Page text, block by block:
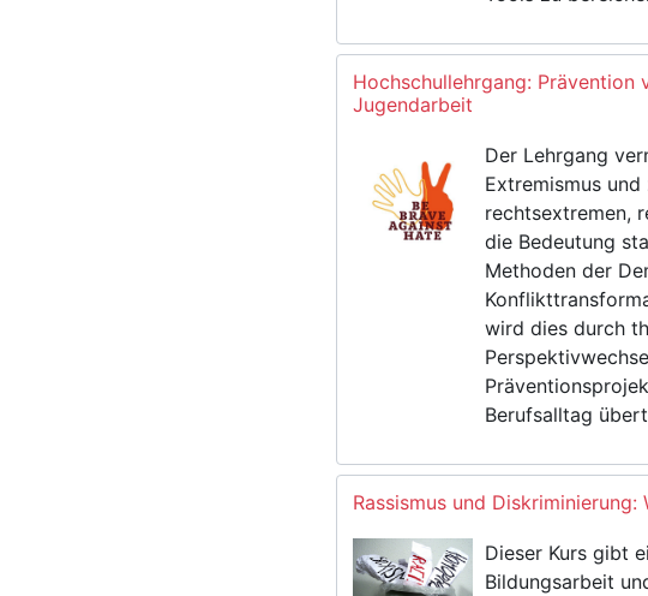
Hochschullehrgang:
Jugendarbeit
Der Lehrgang
Extremismus
rechtsextremen,
die Bedeutung
Methoden der
wird dies durch
Berufsalltag
Rassismus und
Dieser Kurs gibt
Bildungsarbeit